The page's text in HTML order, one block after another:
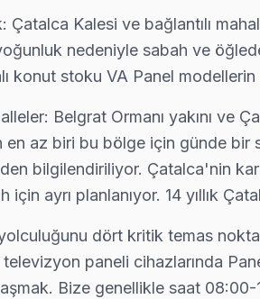
hizmet alanımızda Axen TV tamir
taşımanıza gerek yok — teknik
günlük olarak bu bölgeye
Kalesi ve bağlantılı
nedeniyle sabah ve
konut stoku VA Panel modellerin
Belgrat Ormanı yakını ve
az biri bu bölge için günde bir
bilgilendiriliyor. Çatalca'nin
ayrı planlanıyor. 14 yıllık
dört kritik temas
paneli cihazlarında
Bize genellikle saat 08:00-